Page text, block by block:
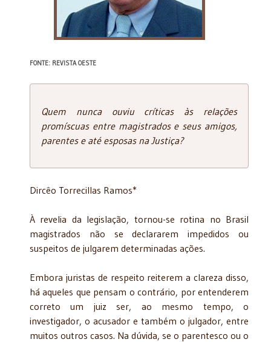
FONTE: REVISTA OESTE
Quem nunca ouviu críticas às relações
promíscuas entre magistrados e seus amigos,
parentes e até esposas na Justiça?
Dircêo Torrecillas Ramos*
À revelia da legislação, tornou-se rotina no Brasil
magistrados não se declararem impedidos ou
suspeitos de julgarem determinadas ações.
Embora juristas de respeito reiterem a clareza disso,
há aqueles que pensam o contrário, por entenderem
correto um juiz ser, ao mesmo tempo, o
investigador, o acusador e também o julgador, entre
muitos outros casos. Na dúvida, se o parentesco ou o